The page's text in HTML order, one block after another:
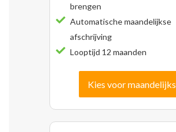
brengen
Automatische maandelijkse
afschrijving
Looptijd 12 maanden
Kies voor maandelijks